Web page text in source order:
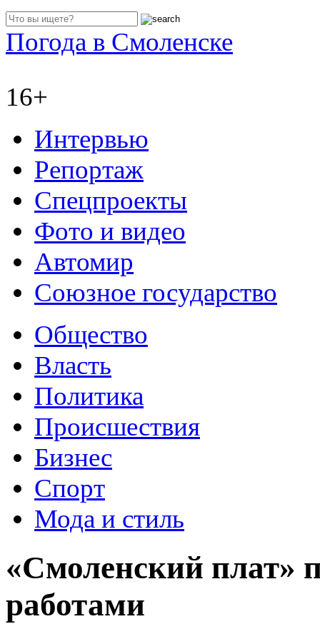
Погода в Смоленске
16+
Интервью
Репортаж
Спецпроекты
Фото и видео
Автомир
Союзное государство
Общество
Власть
Политика
Происшествия
Бизнес
Спорт
Мода и стиль
«Смоленский плат»
работами